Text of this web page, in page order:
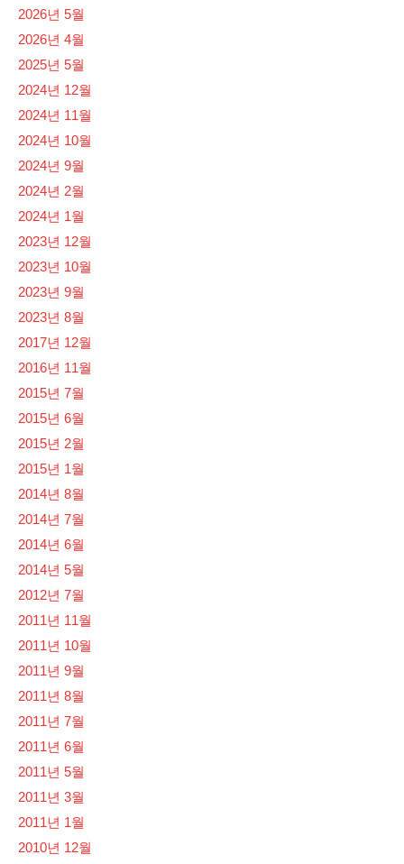
2026년 5월
2026년 4월
2025년 5월
2024년 12월
2024년 11월
2024년 10월
2024년 9월
2024년 2월
2024년 1월
2023년 12월
2023년 10월
2023년 9월
2023년 8월
2017년 12월
2016년 11월
2015년 7월
2015년 6월
2015년 2월
2015년 1월
2014년 8월
2014년 7월
2014년 6월
2014년 5월
2012년 7월
2011년 11월
2011년 10월
2011년 9월
2011년 8월
2011년 7월
2011년 6월
2011년 5월
2011년 3월
2011년 1월
2010년 12월